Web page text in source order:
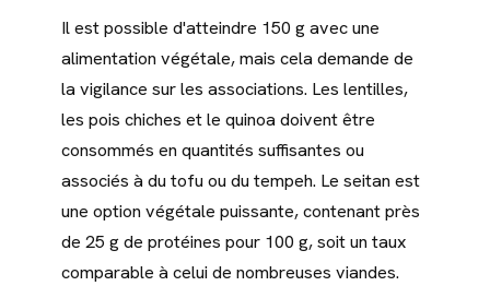
Il est possible d'atteindre 150 g avec une
alimentation végétale, mais cela demande de
la vigilance sur les associations. Les lentilles,
les pois chiches et le quinoa doivent être
consommés en quantités suffisantes ou
associés à du tofu ou du tempeh. Le seitan est
une option végétale puissante, contenant près
de 25 g de protéines pour 100 g, soit un taux
comparable à celui de nombreuses viandes.